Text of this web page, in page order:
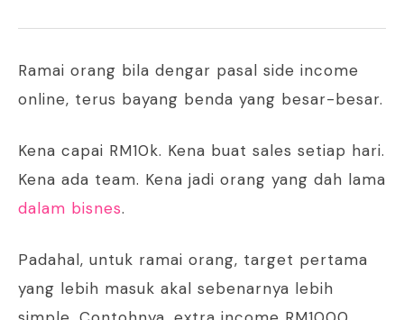
Ramai orang bila dengar pasal side income
online, terus bayang benda yang besar-besar.
Kena capai RM10k. Kena buat sales setiap hari.
Kena ada team. Kena jadi orang yang dah lama
dalam bisnes.
Padahal, untuk ramai orang, target pertama
yang lebih masuk akal sebenarnya lebih